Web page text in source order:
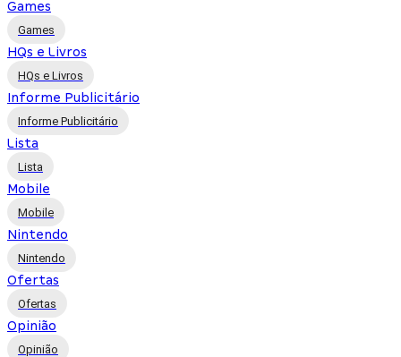
Games
Games
HQs e Livros
HQs e Livros
Informe Publicitário
Informe Publicitário
Lista
Lista
Mobile
Mobile
Nintendo
Nintendo
Ofertas
Ofertas
Opinião
Opinião